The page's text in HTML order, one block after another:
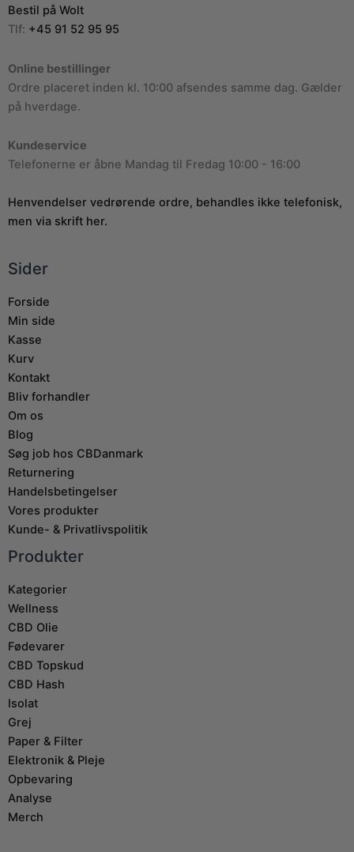
Bestil på Wolt
Tlf: +45 91 52 95 95
Online bestillinger
Ordre placeret inden kl. 10:00 afsendes samme dag. Gælder
på hverdage.
Kundeservice
Telefonerne er åbne Mandag til Fredag 10:00 - 16:00
Henvendelser vedrørende ordre, behandles ikke telefonisk,
men via skrift her.
Sider
Forside
Min side
Kasse
Kurv
Kontakt
Bliv forhandler
Om os
Blog
Søg job hos CBDanmark
Returnering
Handelsbetingelser
Vores produkter
Kunde- & Privatlivspolitik
Produkter
Kategorier
Wellness
CBD Olie
Fødevarer
CBD Topskud
CBD Hash
Isolat
Grej
Paper & Filter
Elektronik & Pleje
Opbevaring
Analyse
Merch